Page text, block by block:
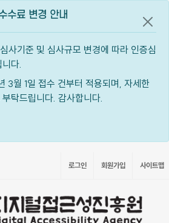
수료 변경 안내
사기준 및 심사규모 변경에 따라 인증심
다.
3월 1일 접수 건부터 적용되며, 자세한
탁드립니다. 감사합니다.
공지
로그인 회원가입 사이트맵